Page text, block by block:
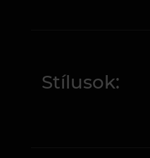
Stílusok: